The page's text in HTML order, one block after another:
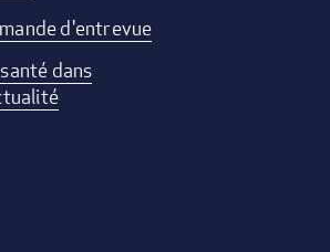
d'entrevue
dans